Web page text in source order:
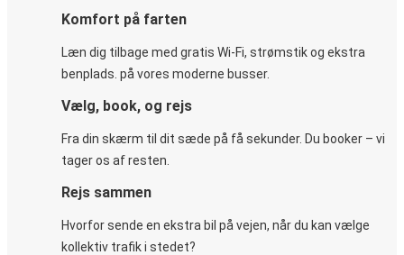
Komfort på farten
Læn dig tilbage med gratis Wi-Fi, strømstik og ekstra
benplads. på vores moderne busser.
Vælg, book, og rejs
Fra din skærm til dit sæde på få sekunder. Du booker – vi
tager os af resten.
Rejs sammen
Hvorfor sende en ekstra bil på vejen, når du kan vælge
kollektiv trafik i stedet?